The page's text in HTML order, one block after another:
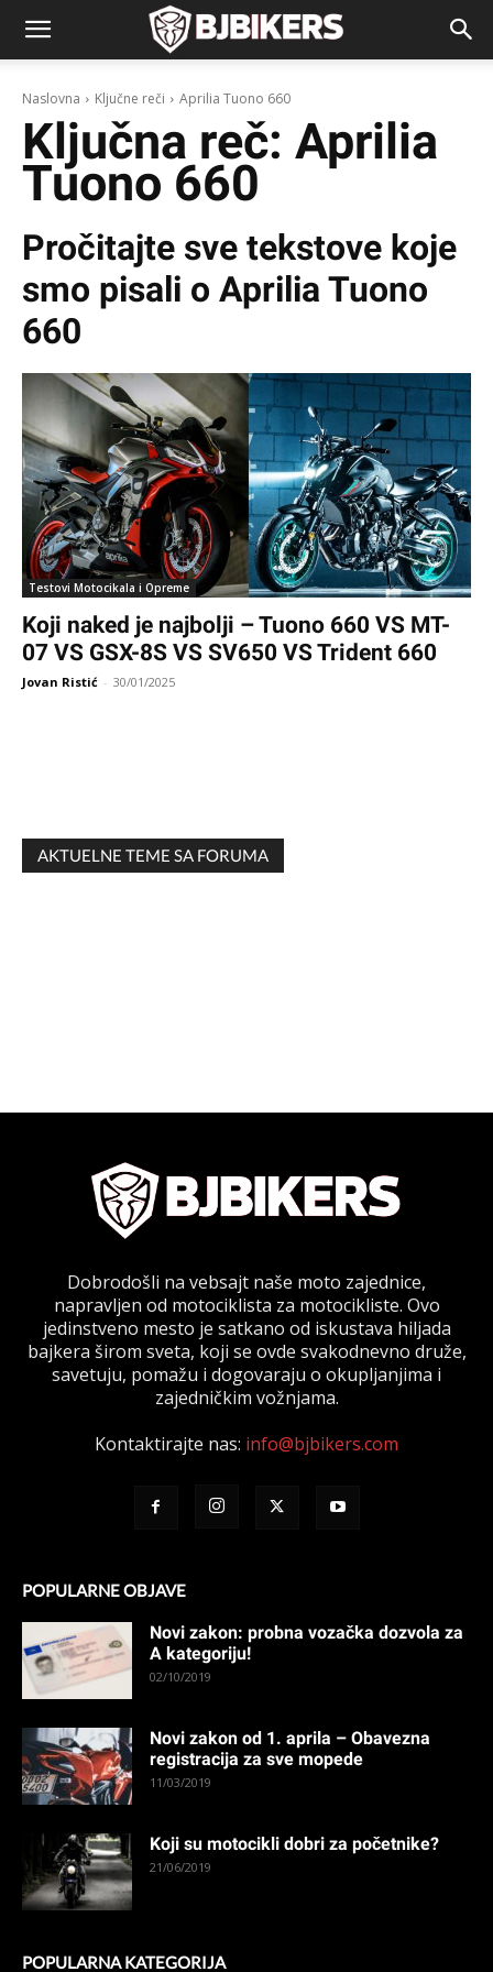
Naslovna Ključne reči Aprilia Tuono 660
Ključna reč: Aprilia
Tuono 660
Pročitajte sve tekstove koje
smo pisali o Aprilia Tuono
660
Testovi Motocikala i Opreme
Koji naked je najbolji – Tuono 660 VS MT-
07 VS GSX-8S VS SV650 VS Trident 660
Jovan Ristić - 30/01/2025
AKTUELNE TEME SA FORUMA
Dobrodošli na vebsajt naše moto zajednice,
napravljen od motociklista za motocikliste. Ovo
jedinstveno mesto je satkano od iskustava hiljada
bajkera širom sveta, koji se ovde svakodnevno druže,
savetuju, pomažu i dogovaraju o okupljanjima i
zajedničkim vožnjama.
Kontaktirajte nas: info@bjbikers.com
POPULARNE OBJAVE
Novi zakon: probna vozačka dozvola za
A kategoriju!
02/10/2019
Novi zakon od 1. aprila – Obavezna
registracija za sve mopede
11/03/2019
Koji su motocikli dobri za početnike?
21/06/2019
POPULARNA KATEGORIJA